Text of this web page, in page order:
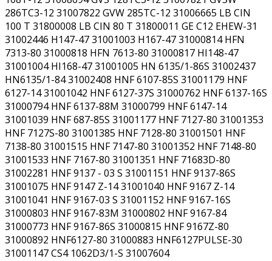
286TC3-12 31007822 GVW 285TC-12 31006665 LB CIN
100 T 31800008 LB CIN 80 T 31800011 GE C12 EHEW-31
31002446 H147-47 31001003 H167-47 31000814 HFN
7313-80 31000818 HFN 7613-80 31000817 HI148-47
31001004 HI168-47 31001005 HN 6135/1-86S 31002437
HN6135/1-84 31002408 HNF 6107-85S 31001179 HNF
6127-14 31001042 HNF 6127-37S 31000762 HNF 6137-16S
31000794 HNF 6137-88M 31000799 HNF 6147-14
31001039 HNF 687-85S 31001177 HNF 7127-80 31001353
HNF 7127S-80 31001385 HNF 7128-80 31001501 HNF
7138-80 31001515 HNF 7147-80 31001352 HNF 7148-80
31001533 HNF 7167-80 31001351 HNF 71683D-80
31002281 HNF 9137 - 03 S 31001151 HNF 9137-86S
31001075 HNF 9147 Z-14 31001040 HNF 9167 Z-14
31001041 HNF 9167-03 S 31001152 HNF 9167-16S
31000803 HNF 9167-83M 31000802 HNF 9167-84
31000773 HNF 9167-86S 31000815 HNF 9167Z-80
31000892 HNF6127-80 31000883 HNF6127PULSE-30
31001147 CS4 1062D3/1-S 31007604